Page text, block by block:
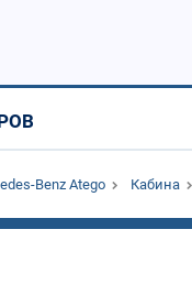
Benz Atego Кабина